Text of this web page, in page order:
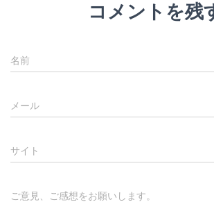
コメントを残
名前
メール
サイト
ご意見、ご感想をお願いします。